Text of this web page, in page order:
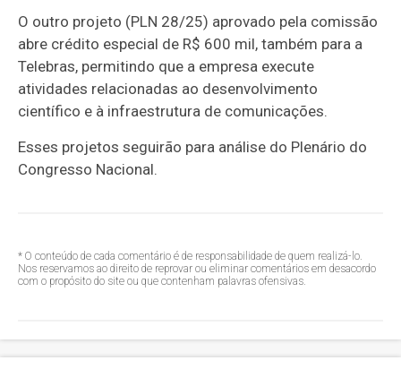
O outro projeto (PLN 28/25) aprovado pela comissão
abre crédito especial de R$ 600 mil, também para a
Telebras, permitindo que a empresa execute
atividades relacionadas ao desenvolvimento
científico e à infraestrutura de comunicações.
Esses projetos seguirão para análise do Plenário do
Congresso Nacional.
* O conteúdo de cada comentário é de responsabilidade de quem realizá-lo.
Nos reservamos ao direito de reprovar ou eliminar comentários em desacordo
com o propósito do site ou que contenham palavras ofensivas.